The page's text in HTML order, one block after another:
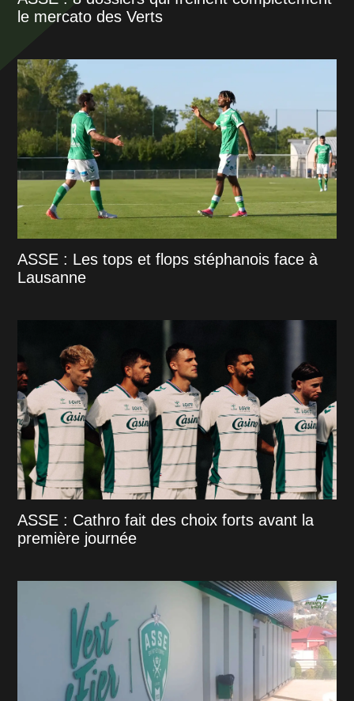
le mercato des Verts
ASSE : Les tops et flops stéphanois face à
Lausanne
ASSE : Cathro fait des choix forts avant la
première journée